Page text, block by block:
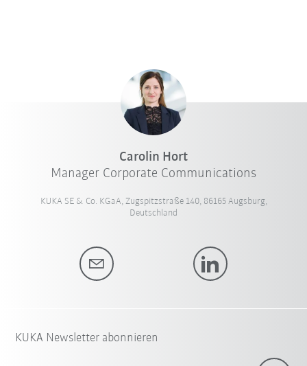
Carolin Hort
Manager Corporate Communications
KUKA SE & Co. KGaA, Zugspitzstraße 140, 86165 Augsburg,
Deutschland
KUKA Newsletter abonnieren